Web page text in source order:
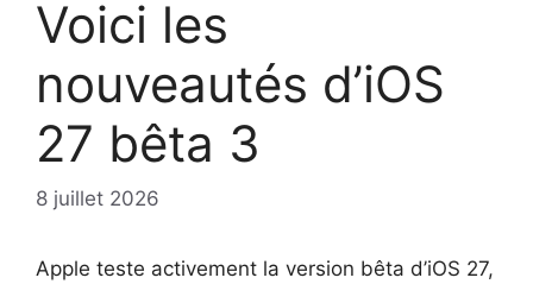
Voici les
nouveautés d’iOS
27 bêta 3
8 juillet 2026
Apple teste activement la version bêta d’iOS 27,